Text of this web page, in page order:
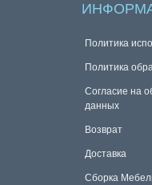
Политика
Политика
Согласие на
данных
Возврат
Доставка
Сборка